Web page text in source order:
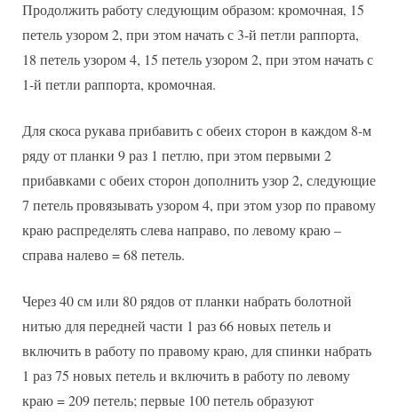
Продолжить работу следующим образом: кромочная, 15
петель узором 2, при этом начать с 3-й петли раппорта,
18 петель узором 4, 15 петель узором 2, при этом начать с
1-й петли раппорта, кромочная.
Для скоса рукава прибавить с обеих сторон в каждом 8-м
ряду от планки 9 раз 1 петлю, при этом первыми 2
прибавками с обеих сторон дополнить узор 2, следующие
7 петель провязывать узором 4, при этом узор по правому
краю распределять слева направо, по левому краю –
справа налево = 68 петель.
Через 40 см или 80 рядов от планки набрать болотной
нитью для передней части 1 раз 66 новых петель и
включить в работу по правому краю, для спинки набрать
1 раз 75 новых петель и включить в работу по левому
краю = 209 петель; первые 100 петель образуют